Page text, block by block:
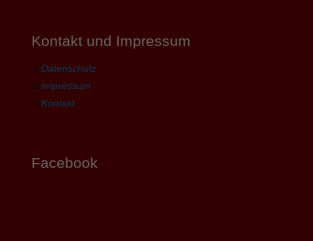
Kontakt und Impressum
Datenschutz
Impressum
Kontakt
Facebook